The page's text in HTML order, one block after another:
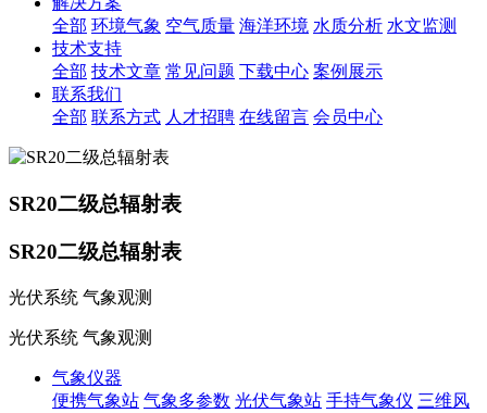
全部 环境气象 空气质量 海洋环境 水质分析 水文监测
技术支持
全部 技术文章 常见问题 下载中心 案例展示
联系我们
全部 联系方式 人才招聘 在线留言 会员中心
SR20二级总辐射表
SR20二级总辐射表
光伏系统 气象观测
光伏系统 气象观测
气象仪器
便携气象站 气象多参数 光伏气象站 手持气象仪 三维风